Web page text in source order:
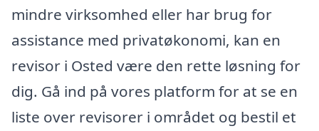
mindre virksomhed eller har brug for
assistance med privatøkonomi, kan en
revisor i Osted være den rette løsning for
dig. Gå ind på vores platform for at se en
liste over revisorer i området og bestil et